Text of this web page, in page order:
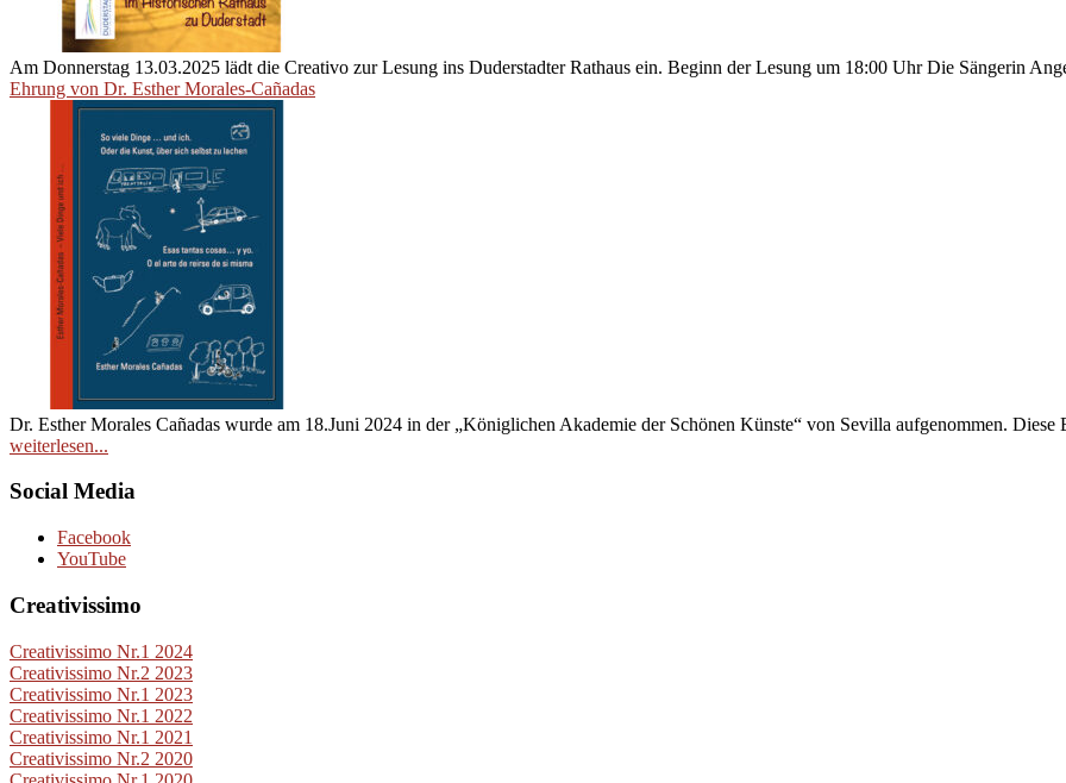
Am Donnerstag 13.03.2025 lädt die Creativo zur Lesung ins Duderstadter Rathaus ein. Beginn der Lesung um 18:00 Uhr Die Sängerin
Ehrung von Dr. Esther Morales-Cañadas
Dr. Esther Morales Cañadas wurde am 18.Juni 2024 in der „Königlichen Akademie der Schönen Künste“ von Sevilla aufgenommen. Diese
weiterlesen...
Social Media
Facebook
YouTube
Creativissimo
Creativissimo Nr.1 2024
Creativissimo Nr.2 2023
Creativissimo Nr.1 2023
Creativissimo Nr.1 2022
Creativissimo Nr.1 2021
Creativissimo Nr.2 2020